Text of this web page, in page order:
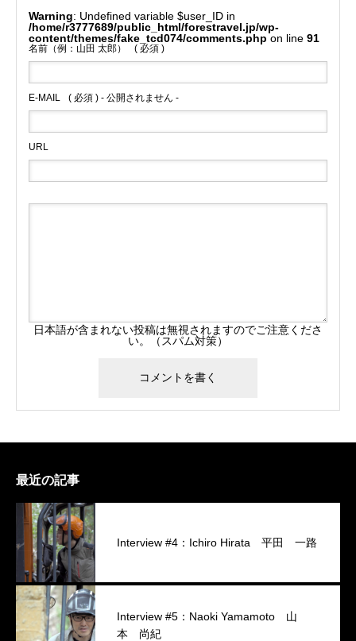
Warning
: Undefined variable $user_ID in
/home/r3777689/public_html/forestravel.jp/wp-
content/themes/fake_tcd074/comments.php on line 91
名前（例：山田 太郎） ( 必須 )
E-MAIL ( 必須 ) - 公開されません -
URL
日本語が含まれない投稿は無視されますのでご注意くださ
い。（スパム対策）
最近の記事
Interview #4：Ichiro Hirata 平田 一路
Interview #5：Naoki Yamamoto 山
本 尚紀